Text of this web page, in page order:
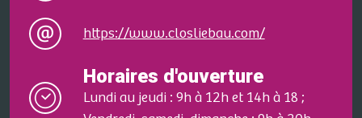
https://www.closliebau.com/
Horaires d'ouverture
Lundi au jeudi : 9h à 12h et 14h à 18 ;